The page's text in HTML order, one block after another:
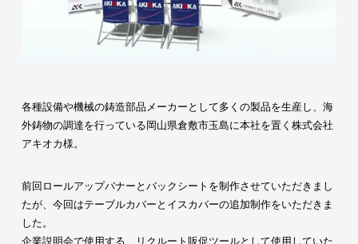
各種設備や機械の鋳造部品メーカーとして多くの製品を生産し、海
外鋳物の調達を行っている岡山県倉敷市玉島に本社を置く株式会社
アキオカ様。
前回ロールアップバナーとバックシートを制作させていただきまし
たが、今回はテーブルカバーとイスカバーの追加制作をいただきま
した。
企業説明会で使用する、リクルート販促ツールとして使用していた